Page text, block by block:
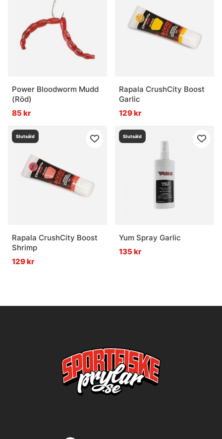
Power Bloodworm Mudd
(Röd)
85 kr
Rapala CrushCity Boost
Garlic
129 kr
Slutsåld
Rapala CrushCity Boost
Shrimp
129 kr
Slutsåld
Yum Spray Garlic
135 kr